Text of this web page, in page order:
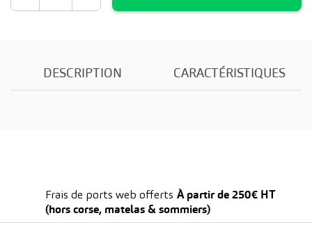
DESCRIPTION CARACTÉRISTIQUES
Frais de ports web offerts À partir de 250€ HT
(hors corse, matelas & sommiers)